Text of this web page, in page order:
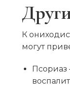
К
могут
Псориаз